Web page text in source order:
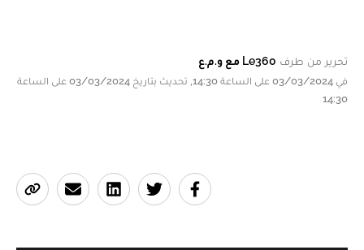
تحرير من طرف Le360 مع و.م.ع
في 03/03/2024 على الساعة 14:30, تحديث بتاريخ 03/03/2024 على الساعة
14:30